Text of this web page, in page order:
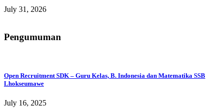
July 31, 2026
Pengumuman
Open Recruitment SDK – Guru Kelas, B. Indonesia dan Matematika SSB
Lhokseumawe
July 16, 2025